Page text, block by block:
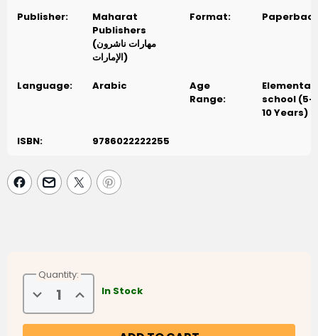
Publisher:
Maharat
Publishers
(مهارات ناشرون
الإمارات)
Format:
Language: Arabic
Age
Range:
school (5-
10 Years)
ISBN: 9786022222255
Quantity:
Decrease
Quantity
of
The
Increase
Quantity
of
The
In Stock